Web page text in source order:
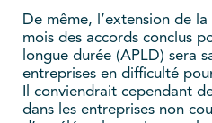
De même, l’extension de
mois des accords conclus
longue durée (APLD) sera
entreprises en difficulté
Il conviendrait cependant
dans les entreprises non